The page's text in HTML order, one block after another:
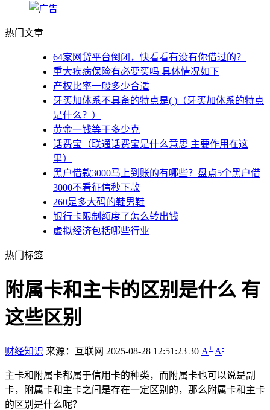
热门文章
64家网贷平台倒闭，快看看有没有你借过的？
重大疾病保险有必要买吗 具体情况如下
产权比率一般多少合适
牙买加体系不具备的特点是( )（牙买加体系的特点
是什么？）
黄金一钱等于多少克
话费宝（联通话费宝是什么意思 主要作用在这
里）
黑户借款3000马上到账的有哪些？盘点5个黑户借
3000不看征信秒下款
260是多大码的鞋男鞋
银行卡限制额度了怎么转出钱
虚拟经济包括哪些行业
热门标签
附属卡和主卡的区别是什么 有
这些区别
财经知识 来源：互联网 2025-08-28 12:51:23 30 A+ A-
主卡和附属卡都属于信用卡的种类，而附属卡也可以说是副
卡，附属卡和主卡之间是存在一定区别的，那么附属卡和主卡
的区别是什么呢？